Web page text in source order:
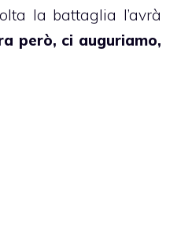
la battaglia l’avrà
però, ci auguriamo,